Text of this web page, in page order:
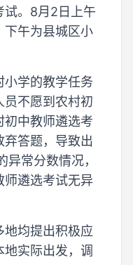
试。8月2日上午
下午为县城区小
小学的教学任务
员不愿到农村初
初中教师遴选考
答题，导致出
常分数情况，
师遴选考试无异
地均提出积极应
实际出发，调